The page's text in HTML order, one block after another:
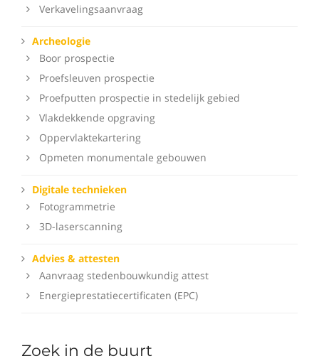
Verkavelingsaanvraag
Archeologie
Boor prospectie
Proefsleuven prospectie
Proefputten prospectie in stedelijk gebied
Vlakdekkende opgraving
Oppervlaktekartering
Opmeten monumentale gebouwen
Digitale technieken
Fotogrammetrie
3D-laserscanning
Advies & attesten
Aanvraag stedenbouwkundig attest
Energieprestatiecertificaten (EPC)
Zoek in de buurt